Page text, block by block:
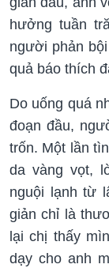
hưởng tuần
người phản
quả báo thích
Do uống quá
đoạn đầu,
trốn. Một lần
da vàng vọt,
nguội lạnh từ
giản chỉ là
lại chị thấy
dạy cho anh